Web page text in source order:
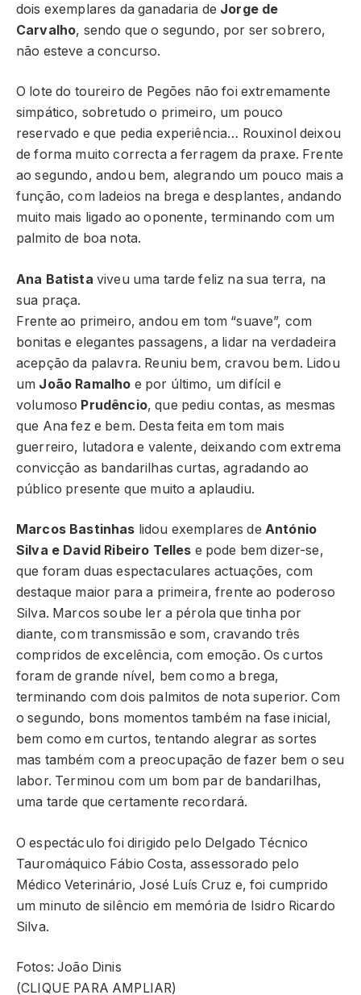
dois exemplares da ganadaria de Jorge de
Carvalho, sendo que o segundo, por ser sobrero,
não esteve a concurso.
O lote do toureiro de Pegões não foi extremamente
simpático, sobretudo o primeiro, um pouco
reservado e que pedia experiência… Rouxinol deixou
de forma muito correcta a ferragem da praxe. Frente
ao segundo, andou bem, alegrando um pouco mais a
função, com ladeios na brega e desplantes, andando
muito mais ligado ao oponente, terminando com um
palmito de boa nota.
Ana Batista viveu uma tarde feliz na sua terra, na
sua praça.
Frente ao primeiro, andou em tom “suave”, com
bonitas e elegantes passagens, a lidar na verdadeira
acepção da palavra. Reuniu bem, cravou bem. Lidou
um João Ramalho e por último, um difícil e
volumoso Prudêncio, que pediu contas, as mesmas
que Ana fez e bem. Desta feita em tom mais
guerreiro, lutadora e valente, deixando com extrema
convicção as bandarilhas curtas, agradando ao
público presente que muito a aplaudiu.
Marcos Bastinhas lidou exemplares de António
Silva e David Ribeiro Telles e pode bem dizer-se,
que foram duas espectaculares actuações, com
destaque maior para a primeira, frente ao poderoso
Silva. Marcos soube ler a pérola que tinha por
diante, com transmissão e som, cravando três
compridos de excelência, com emoção. Os curtos
foram de grande nível, bem como a brega,
terminando com dois palmitos de nota superior. Com
o segundo, bons momentos também na fase inicial,
bem como em curtos, tentando alegrar as sortes
mas também com a preocupação de fazer bem o seu
labor. Terminou com um bom par de bandarilhas,
uma tarde que certamente recordará.
O espectáculo foi dirigido pelo Delgado Técnico
Tauromáquico Fábio Costa, assessorado pelo
Médico Veterinário, José Luís Cruz e, foi cumprido
um minuto de silêncio em memória de Isidro Ricardo
Silva.
Fotos: João Dinis
(CLIQUE PARA AMPLIAR)